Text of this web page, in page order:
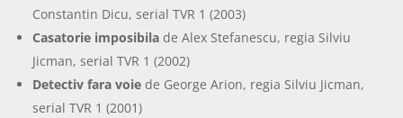
Constantin Dicu, serial TVR 1 (2003)
Casatorie imposibila de Alex Stefanescu, regia Silviu
Jicman, serial TVR 1 (2002)
Detectiv fara voie de George Arion, regia Silviu Jicman,
serial TVR 1 (2001)